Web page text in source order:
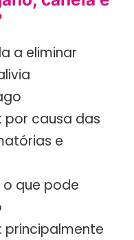
a eliminar
por causa das
e
que pode
principalmente